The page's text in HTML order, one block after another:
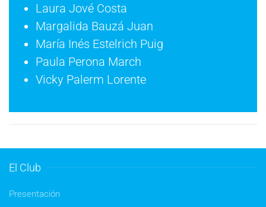
Laura Jové Costa
Margalida Bauzá Juan
María Inés Estelrich Puig
Paula Perona March
Vicky Palerm Lorente
El Club
Presentación